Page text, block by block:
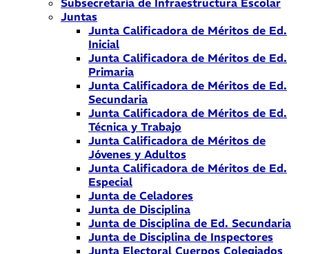
Subsecretaría de Infraestructura Escolar
Juntas
Junta Calificadora de Méritos de Ed.
Inicial
Junta Calificadora de Méritos de Ed.
Primaria
Junta Calificadora de Méritos de Ed.
Secundaria
Junta Calificadora de Méritos de Ed.
Técnica y Trabajo
Junta Calificadora de Méritos de
Jóvenes y Adultos
Junta Calificadora de Méritos de Ed.
Especial
Junta de Celadores
Junta de Disciplina
Junta de Disciplina de Ed. Secundaria
Junta de Disciplina de Inspectores
Junta Electoral Cuerpos Colegiados